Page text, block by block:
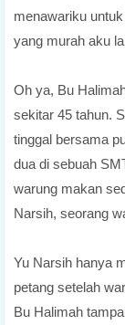
menawariku
yang murah aku
Oh ya, Bu
sekitar 45 tahun.
tinggal bersama
dua di sebuah
warung makan
Narsih, seorang
Yu Narsih hanya
petang setelah
Bu Halimah